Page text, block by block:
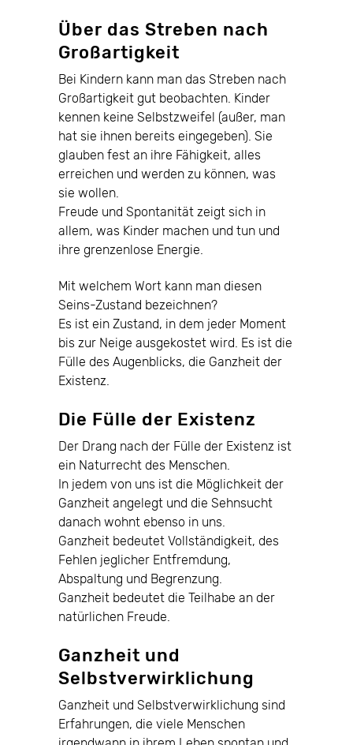
Über das Streben nach
Großartigkeit
Bei Kindern kann man das Streben nach
Großartigkeit gut beobachten. Kinder
kennen keine Selbstzweifel (außer, man
hat sie ihnen bereits eingegeben). Sie
glauben fest an ihre Fähigkeit, alles
erreichen und werden zu können, was
sie wollen.
Freude und Spontanität zeigt sich in
allem, was Kinder machen und tun und
ihre grenzenlose Energie.
Mit welchem Wort kann man diesen
Seins-Zustand bezeichnen?
Es ist ein Zustand, in dem jeder Moment
bis zur Neige ausgekostet wird. Es ist die
Fülle des Augenblicks, die Ganzheit der
Existenz.
Die Fülle der Existenz
Der Drang nach der Fülle der Existenz ist
ein Naturrecht des Menschen.
In jedem von uns ist die Möglichkeit der
Ganzheit angelegt und die Sehnsucht
danach wohnt ebenso in uns.
Ganzheit bedeutet Vollständigkeit, des
Fehlen jeglicher Entfremdung,
Abspaltung und Begrenzung.
Ganzheit bedeutet die Teilhabe an der
natürlichen Freude.
Ganzheit und
Selbstverwirklichung
Ganzheit und Selbstverwirklichung sind
Erfahrungen, die viele Menschen